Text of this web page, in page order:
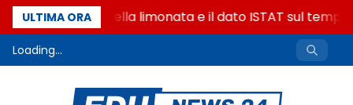
ULTIMA ORA
La denuncia della limonata e il dato ISTAT sul tempo
Loading...